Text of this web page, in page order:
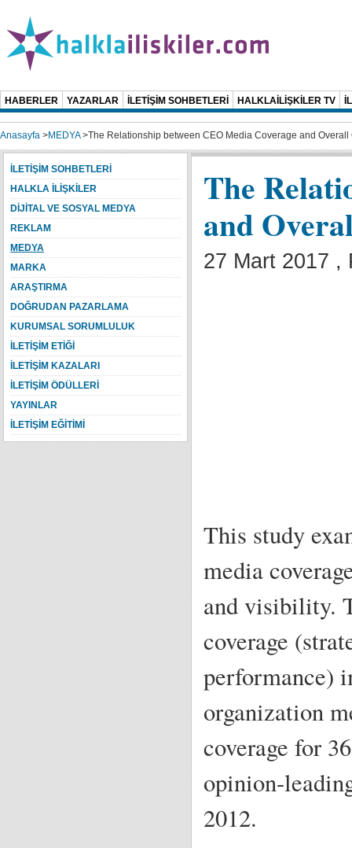
HABERLER YAZARLAR İLETİŞİM SOHBETLERİ HALKLAİLİŞKİLER TV
Anasayfa >MEDYA>The Relationship between CEO Media Coverage and
The
and
27 Mart 2017 ,
This study
media
and visibility.
coverage
performance)
organization
coverage for
opinion-
2012.
İLETİŞİM SOHBETLERİ
HALKLA İLİŞKİLER
DİJİTAL VE SOSYAL MEDYA
REKLAM
MEDYA
MARKA
ARAŞTIRMA
DOĞRUDAN PAZARLAMA
KURUMSAL SORUMLULUK
İLETİŞİM ETİĞİ
İLETİŞİM KAZALARI
İLETİŞİM ÖDÜLLERİ
YAYINLAR
İLETİŞİM EĞİTİMİ